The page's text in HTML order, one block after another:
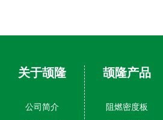
关于颉隆
公司简介
颉隆产品
阻燃密度板